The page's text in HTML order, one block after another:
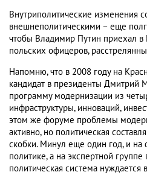
Внутриполитические изменения
внешнеполитическими – еще
чтобы Владимир Путин приехал в
польских офицеров,
Напомню, что в 2008 году на
кандидат в президенты Дмитрий
программу модернизации из
инфраструктуры, инноваций,
этом же форуме проблемы
активно, но политическая
скобки. Минул еще один год, и на
политике, а на экспертной
политическая система